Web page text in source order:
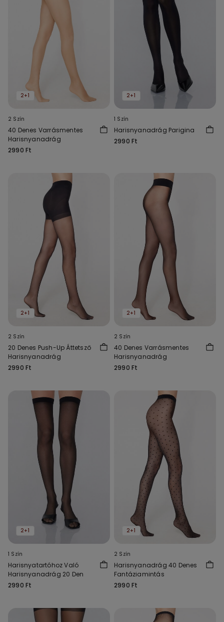
2+1
2 Szín
40 Denes Varrásmentes
Harisnyanadrág
2990 Ft
2+1
1 Szín
Harisnyanadrág Parigina
2990 Ft
2+1
2 Szín
20 Denes Push-Up Áttetsző
Harisnyanadrág
2990 Ft
2+1
2 Szín
40 Denes Varrásmentes
Harisnyanadrág
2990 Ft
2+1
1 Szín
Harisnyatartóhoz Való
Harisnyanadrág 20 Den
2990 Ft
2+1
2 Szín
Harisnyanadrág 40 Denes
Fantáziamintás
2990 Ft